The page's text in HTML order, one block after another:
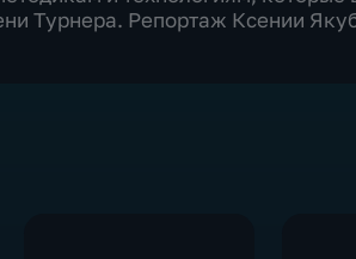
Турнера. Репортаж Ксении